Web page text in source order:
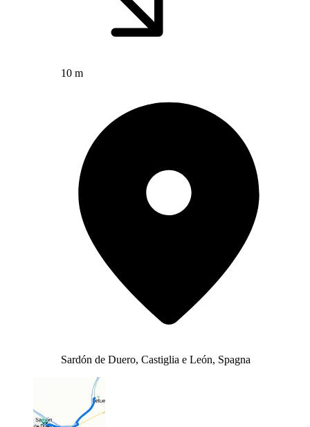
10 m
Sardón de Duero, Castiglia e León, Spagna